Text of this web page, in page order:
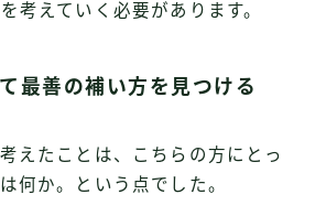
考えていく必要があります。
最善の補い方を見つける
えたことは、こちらの方にとっ
何か。という点でした。